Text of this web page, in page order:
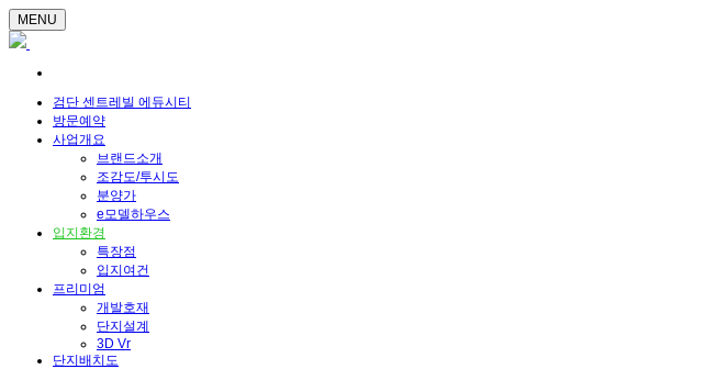
MENU
검단 센트레빌 에듀시티
방문예약
사업개요
브랜드소개
조감도/투시도
분양가
e모델하우스
입지환경
특장점
입지여건
프리미엄
개발호재
단지설계
3D Vr
단지배치도